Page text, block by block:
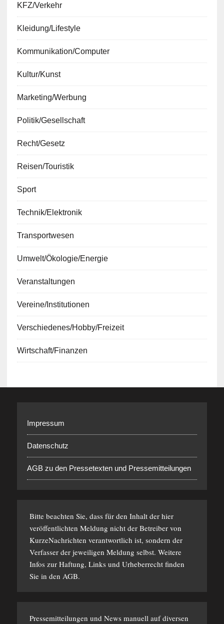
KFZ/Verkehr
Kleidung/Lifestyle
Kommunikation/Computer
Kultur/Kunst
Marketing/Werbung
Politik/Gesellschaft
Recht/Gesetz
Reisen/Touristik
Sport
Technik/Elektronik
Transportwesen
Umwelt/Ökologie/Energie
Veranstaltungen
Vereine/Institutionen
Verschiedenes/Hobby/Freizeit
Wirtschaft/Finanzen
Impressum
Datenschutz
AGB zu den Pressetexten und Pressemitteilungen
Bitte beachten Sie, dass für den Inhalt der hier
veröffentlichten Meldung nicht der Betreiber von
KurzeNachrichten verantwortlich ist, sondern der
Verfasser der jeweiligen Meldung selbst. Weitere
Infos zur Haftung, Links und Urheberrecht finden
Sie in den AGB.
Pressemitteilungen und News manuell auf diversen